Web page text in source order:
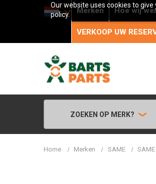
Our website uses cookies to
policy.
Merken Hoe wij
VERKOOP UW
ZOEKEN OP MERK?
Home Merken SAME